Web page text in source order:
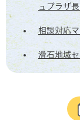
ュプラザ
相談対応
滑石地域